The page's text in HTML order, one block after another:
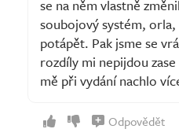
se na něm vlastně
soubojový systém, orla,
potápět. Pak jsme se
rozdíly mi nepijdou
mě při vydání nachlo
Odpovědět